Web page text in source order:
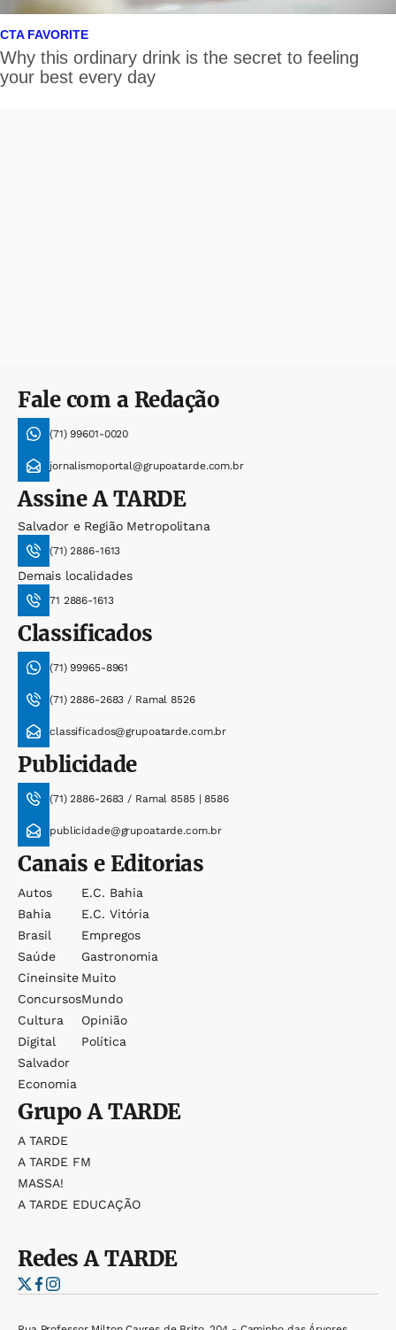
Fale com a Redação
(71) 99601-0020
jornalismoportal@grupoatarde.com.br
AssineA TARDE
Salvador e Região Metropolitana
(71) 2886-1613
Demais localidades
71 2886-1613
Classificados
(71) 99965-8961
(71) 2886-2683 / Ramal 8526
classificados@grupoatarde.com.br
Publicidade
(71) 2886-2683 / Ramal 8585 | 8586
publicidade@grupoatarde.com.br
Canais e Editorias
Autos
Bahia
Brasil
Saúde
Cineinsite
Concursos
Cultura
Digital
Salvador
Economia
E.c. Bahia
E.c. Vitória
Empregos
Gastronomia
Muito
Mundo
Opinião
Política
GrupoA TARDE
A TARDE
A TARDE FM
MASSA!
A TARDE EDUCAÇÃO
RedesA TARDE